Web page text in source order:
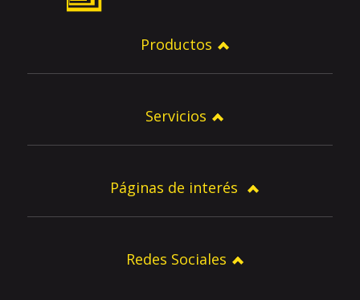
Productos
Servicios
Páginas de interés
Redes Sociales